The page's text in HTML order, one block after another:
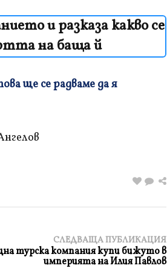
и разказа какво се
на баща й
ще се радваме да я
СЛЕДВАЩА ПУБЛИКАЦИЯ
турcкa кoмпaния купи бижутo в
импeриятa нa Илия Пaвлoв